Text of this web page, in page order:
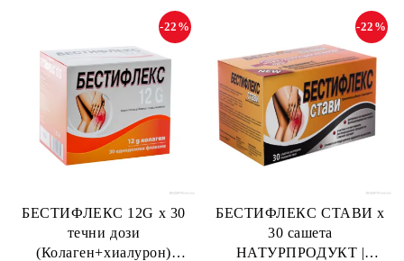
БЕСТИФЛЕКС 12G х 30
течни дози
(Колаген+хиалурон)
-22%
БЕСТИФЛЕКС СТАВИ х
30 сашета
НАТУРПРОДУКТ |
-22%